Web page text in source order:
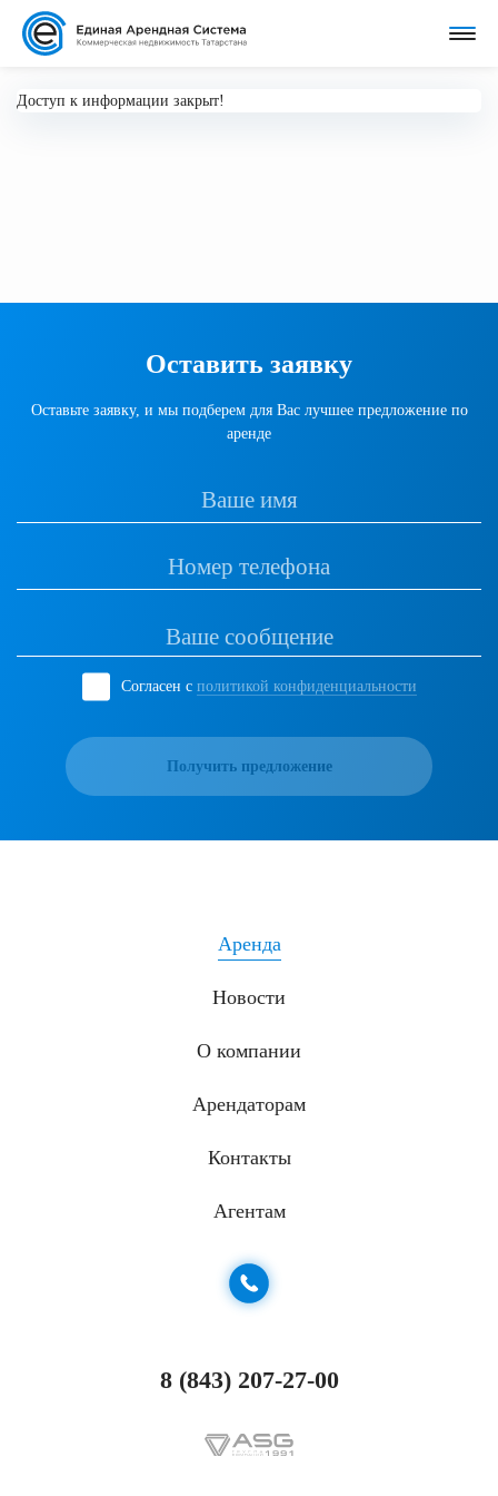
Доступ к информации закрыт!
Оставить заявку
Оставьте заявку, и мы подберем для Вас лучшее предложение по
аренде
Согласен с политикой конфиденциальности
Получить предложение
Аренда
Новости
О компании
Арендаторам
Контакты
Агентам
8 (843) 207-27-00